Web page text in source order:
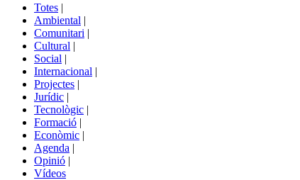
portals
Totes |
Ambiental |
Comunitari |
Cultural |
Social |
Internacional |
Projectes |
Jurídic |
Tecnològic |
Formació |
Econòmic |
Agenda |
Opinió |
Vídeos